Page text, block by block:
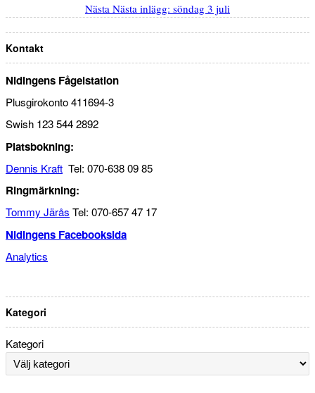
Nästa Nästa inlägg: söndag 3 juli
Kontakt
Nidingens Fågelstation
Plusgirokonto 411694-3
Swish 123 544 2892
Platsbokning:
Dennis Kraft Tel: 070-638 09 85
Ringmärkning:
Tommy Järås Tel: 070-657 47 17
Nidingens Facebooksida
Analytics
Kategori
Kategori